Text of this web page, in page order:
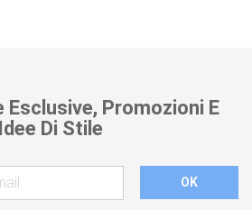
Promozioni E
Idee Di Stile